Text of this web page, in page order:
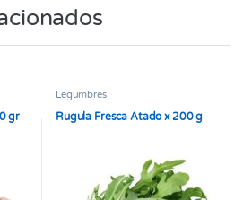
gr
Legumbres
Rugula Fresca Atado x 200 g